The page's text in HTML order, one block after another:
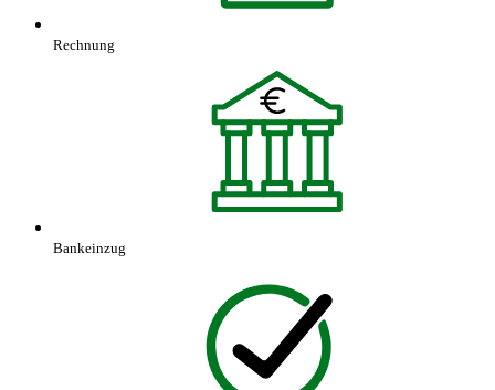
Rechnung
Bankeinzug